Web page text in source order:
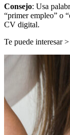
Consejo: Usa
“primer empleo” o
CV digital.
Te puede interesar >